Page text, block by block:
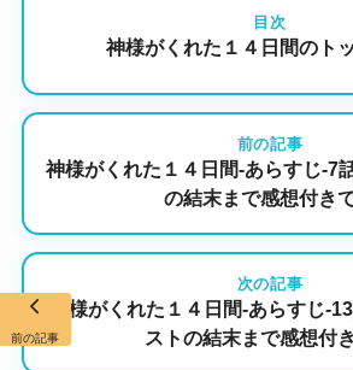
目次
神様がくれた１４日間のト
前の記事
神様がくれた１４日間-あらすじ-7
の結末まで感想付き
次の記事
神様がくれた１４日間-あらすじ-
ストの結末まで感想付
前の記事